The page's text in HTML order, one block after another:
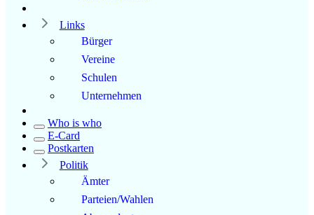
Links
Bürger
Vereine
Schulen
Unternehmen
Who is who
E-Card
Postkarten
Politik
Ämter
Parteien/Wahlen